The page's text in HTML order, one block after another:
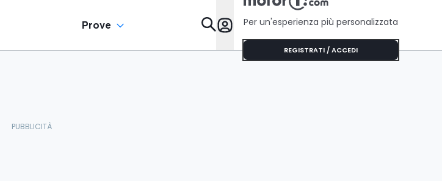
Prove Da Sapere
Per un'esperienza più personalizzata
REGISTRATI / ACCEDI